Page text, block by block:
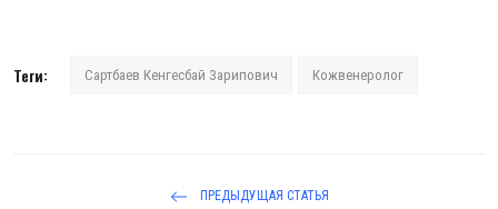
Теги: Сартбаев Кенгесбай Зарипович Кожвенеролог
ПРЕДЫДУЩАЯ СТАТЬЯ